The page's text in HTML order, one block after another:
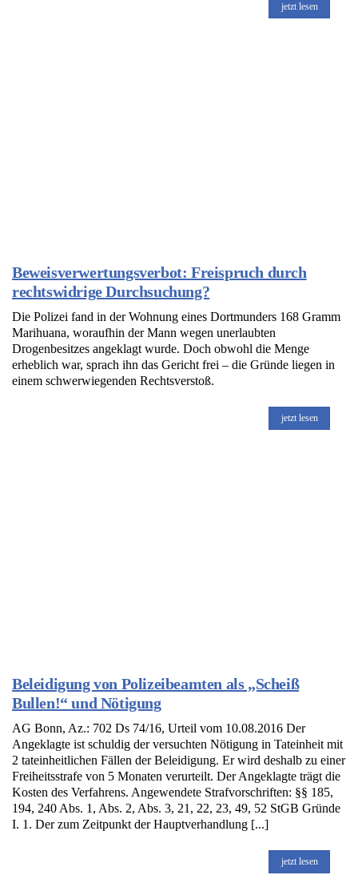
jetzt lesen
Beweisverwertungsverbot: Freispruch durch
rechtswidrige Durchsuchung?
Die Polizei fand in der Wohnung eines Dortmunders 168 Gramm
Marihuana, woraufhin der Mann wegen unerlaubten
Drogenbesitzes angeklagt wurde. Doch obwohl die Menge
erheblich war, sprach ihn das Gericht frei – die Gründe liegen in
einem schwerwiegenden Rechtsverstoß.
jetzt lesen
Beleidigung von Polizeibeamten als „Scheiß
Bullen!“ und Nötigung
AG Bonn, Az.: 702 Ds 74/16, Urteil vom 10.08.2016 Der
Angeklagte ist schuldig der versuchten Nötigung in Tateinheit mit
2 tateinheitlichen Fällen der Beleidigung. Er wird deshalb zu einer
Freiheitsstrafe von 5 Monaten verurteilt. Der Angeklagte trägt die
Kosten des Verfahrens. Angewendete Strafvorschriften: §§ 185,
194, 240 Abs. 1, Abs. 2, Abs. 3, 21, 22, 23, 49, 52 StGB Gründe
I. 1. Der zum Zeitpunkt der Hauptverhandlung [...]
jetzt lesen